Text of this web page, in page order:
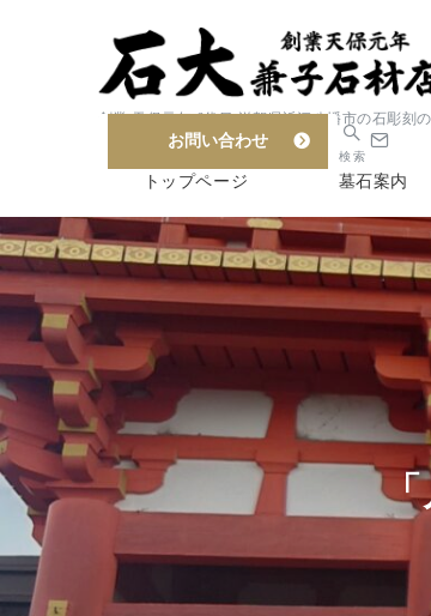
創業 天保元年 6代目 滋賀県近江八幡市の石彫刻
お問い合わせ
検索
トップページ 墓石案内